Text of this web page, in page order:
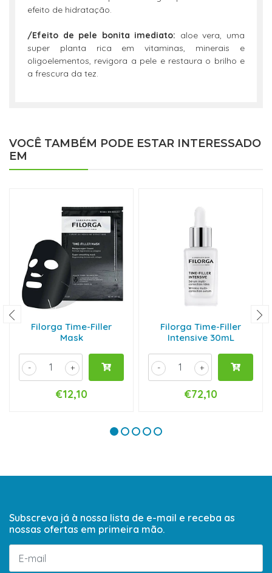
efeito de hidratação.
/Efeito de pele bonita imediato: aloe vera, uma
super planta rica em vitaminas, minerais e
oligoelementos, revigora a pele e restaura o brilho e
a frescura da tez.
VOCÊ TAMBÉM PODE ESTAR INTERESSADO
EM
Filorga Time-Filler
Mask
+
-
€12,10
Filorga Time-Filler
Intensive 30mL
+
-
€72,10
Subscreva já à nossa lista de e-mail e receba as
nossas ofertas em primeira mão.